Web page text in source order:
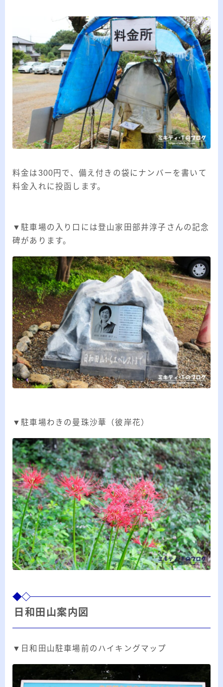
料金は300円で、備え付きの袋にナンバーを書いて
料金入れに投函します。
▼駐車場の入り口には登山家田部井淳子さんの記念
碑があります。
▼駐車場わきの曼珠沙華（彼岸花）
日和田山案内図
▼日和田山駐車場前のハイキングマップ